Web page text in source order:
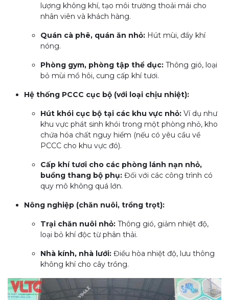
lượng không khí, tạo môi trường thoải mái cho
nhân viên và khách hàng.
Quán cà phê, quán ăn nhỏ: Hút mùi, đẩy khí
nóng.
Phòng gym, phòng tập thể dục: Thông gió, loại
bỏ mùi mồ hôi, cung cấp khí tươi.
Hệ thống PCCC cục bộ (với loại chịu nhiệt):
Hút khói cục bộ tại các khu vực nhỏ: Ví dụ như
khu vực phát sinh khói trong một phòng nhỏ, kho
chứa hóa chất nguy hiểm (nếu có yêu cầu về
PCCC cho khu vực đó).
Cấp khí tươi cho các phòng lánh nạn nhỏ,
buồng thang bộ phụ: Đối với các công trình có
quy mô không quá lớn.
Nông nghiệp (chăn nuôi, trồng trọt):
Trại chăn nuôi nhỏ: Thông gió, giảm nhiệt độ,
loại bỏ khí độc từ phân thải.
Nhà kính, nhà lưới: Điều hòa nhiệt độ, lưu thông
không khí cho cây trồng.